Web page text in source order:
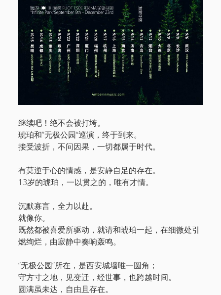
01 寒武
音
00:00 00:00
1.01 寒武
8:26
2.02 光年
「03 鹭屿(demo)」— AMBER
4.04 湖
8:38
5.鸟线
6.06 宿醉之星
继续吧！绝不会被打垮。
琥珀和”无极公园“巡演，终于到来。
接受波折，不问因果，一切都属于时代。
有莫逆于心的情感，是安静自足的存在。
13岁的琥珀，一以贯之的，唯有才情。
沉默寡言，全力以赴。
就像你。
既然都被喜爱所驱动，就请和琥珀一起，在细微处引
燃绚烂，由寂静中奏响轰鸣。
“无极公园”所在，是西安城墙唯一圆角；
守方寸之地，见变迁，经世事，也跨越时间。
圆满虽未达，自由且存在。